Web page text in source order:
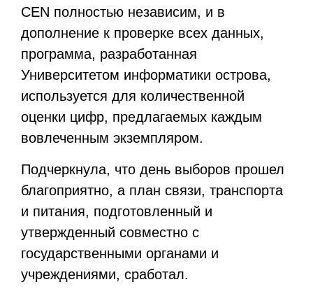
CEN полностью независим, и в
дополнение к проверке всех данных,
программа, разработанная
Университетом информатики острова,
используется для количественной
оценки цифр, предлагаемых каждым
вовлеченным экземпляром.
Подчеркнула, что день выборов прошел
благоприятно, а план связи, транспорта
и питания, подготовленный и
утвержденный совместно с
государственными органами и
учреждениями, сработал.